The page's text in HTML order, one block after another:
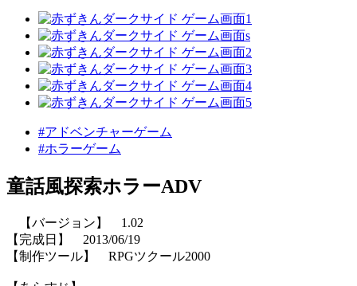
#アドベンチャーゲーム
#ホラーゲーム
童話風探索ホラーADV
【バージョン】 1.02
【完成日】 2013/06/19
【制作ツール】 RPGツクール2000